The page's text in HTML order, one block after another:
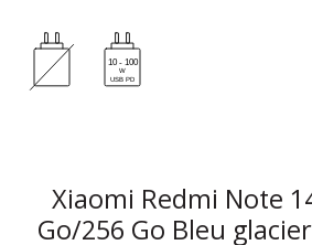
Xiaomi Redmi Note
Go/256 Go Bleu